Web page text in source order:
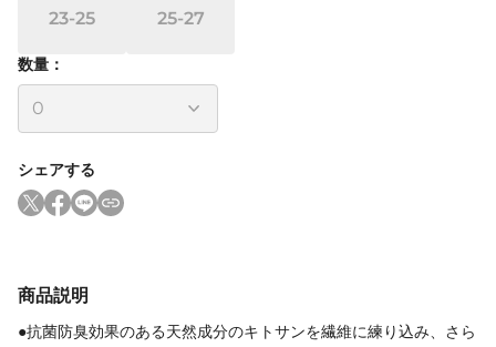
23-25 25-27
数量：
シェアする
商品説明
●抗菌防臭効果のある天然成分のキトサンを繊維に練り込み、さら